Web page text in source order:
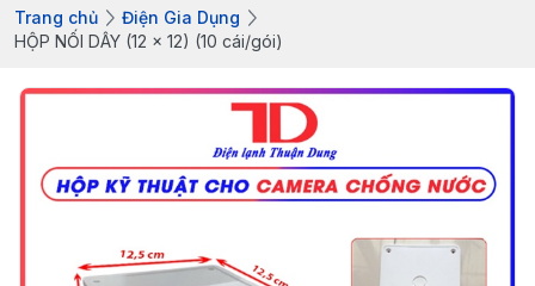
Trang chủ
Điện Gia Dụng
HỘP NỐI DÂY (12 x 12) (10 cái/gói)